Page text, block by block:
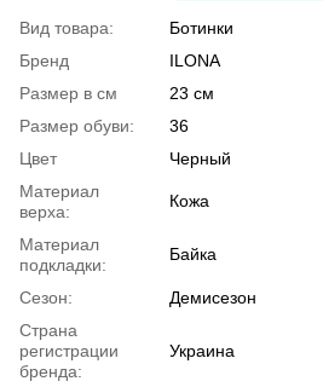
Вид товара:
Ботинки
Бренд
ILONA
Размер в см
23 см
Размер обуви:
36
Цвет
Черный
Материал
верха:
Кожа
Материал
подкладки:
Байка
Сезон:
Демисезон
Страна
регистрации
бренда:
Украина